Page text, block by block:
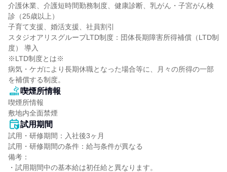
介護休業、介護短時間勤務制度、健康診断、乳がん・子宮がん検
診（25歳以上）
子育て支援、婚活支援、社員割引
スタジオアリスグループLTD制度：団体長期障害所得補償（LTD制
度） 導入
※LTD制度とは※
病気・ケガにより長期休職となった場合等に、月々の所得の一部
を補償する制度。
喫煙所情報
喫煙所情報
敷地内全面禁煙
試用期間
試用・研修期間：入社後3ヶ月
試用・研修期間の条件：給与条件が異なる
備考：
・試用期間中の基本給は初任給と異なります。